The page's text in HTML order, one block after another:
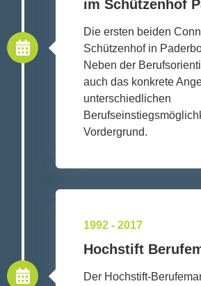
im Schützenhof
Die ersten beiden
Schützenhof in
Neben der
auch das konkrete
unterschiedlichen
Vordergrund.
1992 - 2017
Hochstift
Der Hochstift-